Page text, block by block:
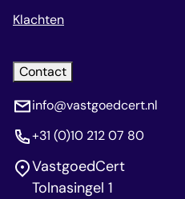
Klachten
Contact
info@vastgoedcert.nl
+31 (0)10 212 07 80
VastgoedCert
Tolnasingel 1